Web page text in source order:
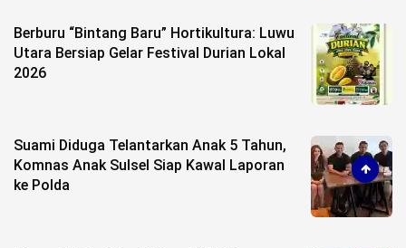
Berburu “Bintang Baru” Hortikultura: Luwu
Utara Bersiap Gelar Festival Durian Lokal
2026
Suami Diduga Telantarkan Anak 5 Tahun,
Komnas Anak Sulsel Siap Kawal Laporan
ke Polda